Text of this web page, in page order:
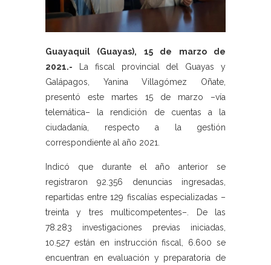
Guayaquil (Guayas), 15 de marzo de
2021.- La fiscal provincial del Guayas y
Galápagos, Yanina Villagómez Oñate,
presentó este martes 15 de marzo –vía
telemática– la rendición de cuentas a la
ciudadanía, respecto a la gestión
correspondiente al año 2021.
Indicó que durante el año anterior se
registraron 92.356 denuncias ingresadas,
repartidas entre 129 fiscalías especializadas –
treinta y tres multicompetentes–. De las
78.283 investigaciones previas iniciadas,
10.527 están en instrucción fiscal, 6.600 se
encuentran en evaluación y preparatoria de